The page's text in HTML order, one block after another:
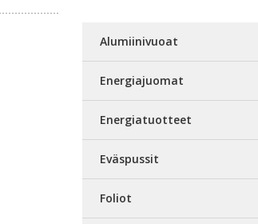
Alumiinivuoat
Energiajuomat
Energiatuotteet
Eväspussit
Foliot